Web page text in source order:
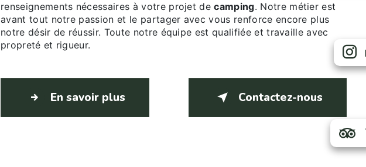
renseignements nécessaires à votre projet decamping. Notre métier est
avant tout notre passion et le partager avec vous renforce encore plus
notre désir de réussir. Toute notre équipe est qualifiée et travaille avec
propreté et rigueur.
En savoir plus Contactez-nous